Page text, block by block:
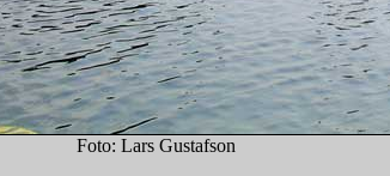
Foto: Lars Gustafson